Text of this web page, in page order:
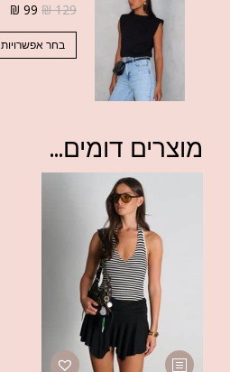
₪129
₪ 99
בחר אפשרויות
מוצרים דומים...